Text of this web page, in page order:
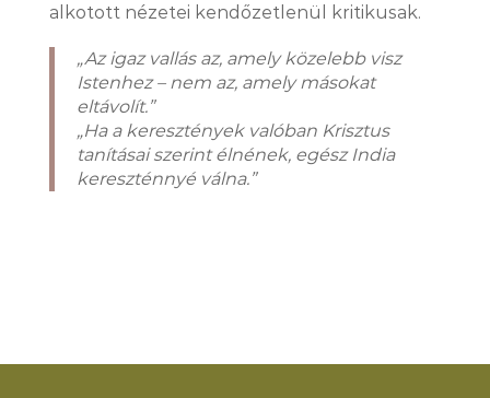
alkotott nézetei kendőzetlenül kritikusak.
„Az igaz vallás az, amely közelebb visz
Istenhez – nem az, amely másokat
eltávolít.”
„Ha a keresztények valóban Krisztus
tanításai szerint élnének, egész India
kereszténnyé válna.”